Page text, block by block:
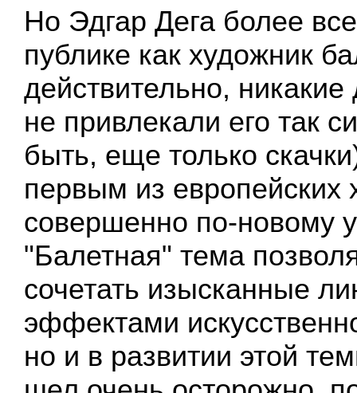
Но Эдгар Дега более
публике как художник
действительно,
не привлекали его так
быть, еще только
первым из европейских
совершенно по-новому
"Балетная" тема
сочетать изысканные
эффектами
но и в развитии этой